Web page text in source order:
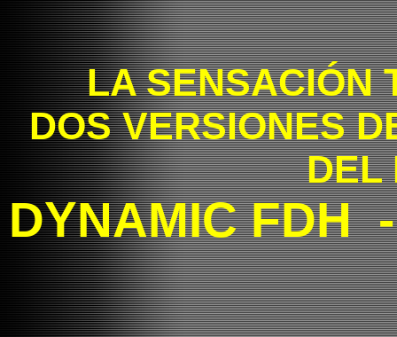
LA SENSACIÓN
DOS VERSIONES
DEL
DYNAMIC FDH